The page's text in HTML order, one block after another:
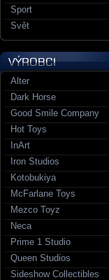
Sport
Svět
Alter
Dark Horse
Good Smile Company
Hot Toys
InArt
Iron Studios
Kotobukiya
McFarlane Toys
Mezco Toyz
Neca
Prime 1 Studio
Queen Studios
Sideshow Collectibles